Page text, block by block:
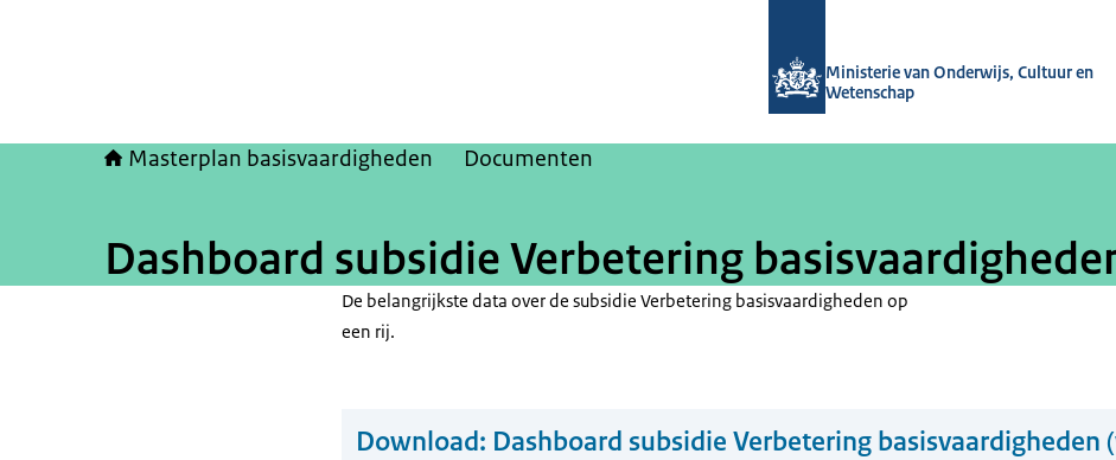
Ministerie van Onderwijs, Cultuur en
Wetenschap
Masterplan basisvaardigheden Documenten
Dashboard subsidie Verbetering
De belangrijkste data over de subsidie Verbetering basisvaardigheden op
een rij.
Download: Dashboard subsidie Verbetering basisvaardigheden